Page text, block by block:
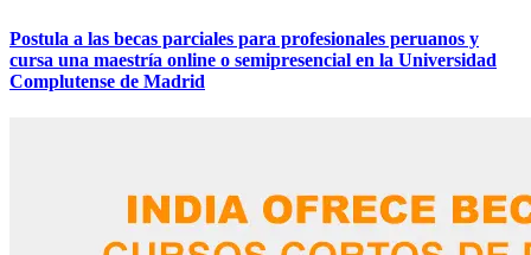
Postula a las becas parciales para profesionales peruanos y
cursa una maestría online o semipresencial en la Universidad
Complutense de Madrid